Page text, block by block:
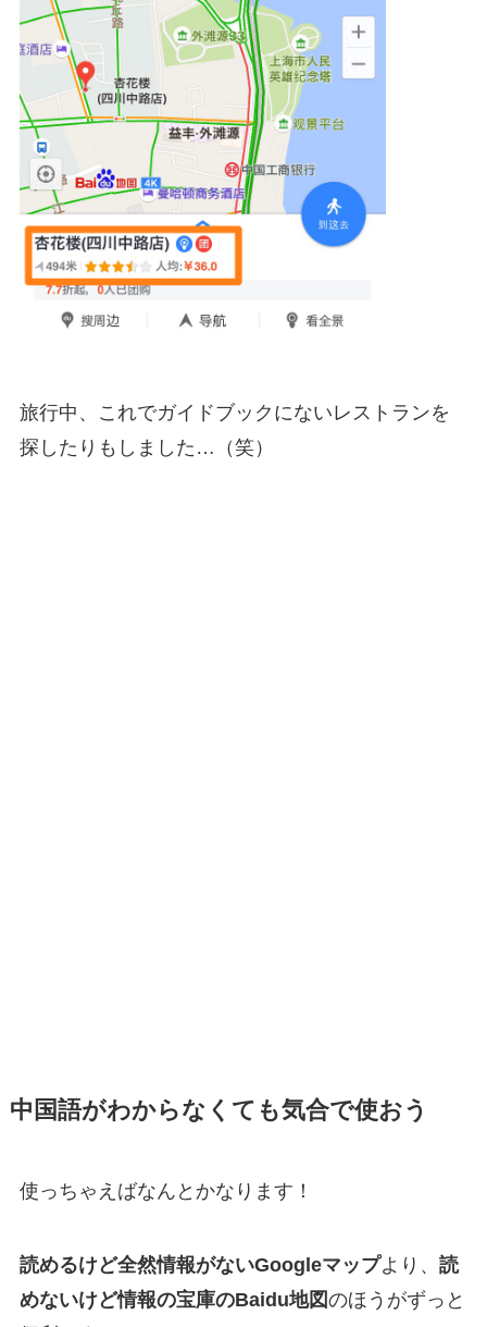
旅行中、これでガイドブックにないレストランを
探したりもしました…（笑）
中国語がわからなくても気合で使おう
使っちゃえばなんとかなります！
読めるけど全然情報がないGoogleマップより、 読
めないけど情報の宝庫のBaidu地図のほうがずっと